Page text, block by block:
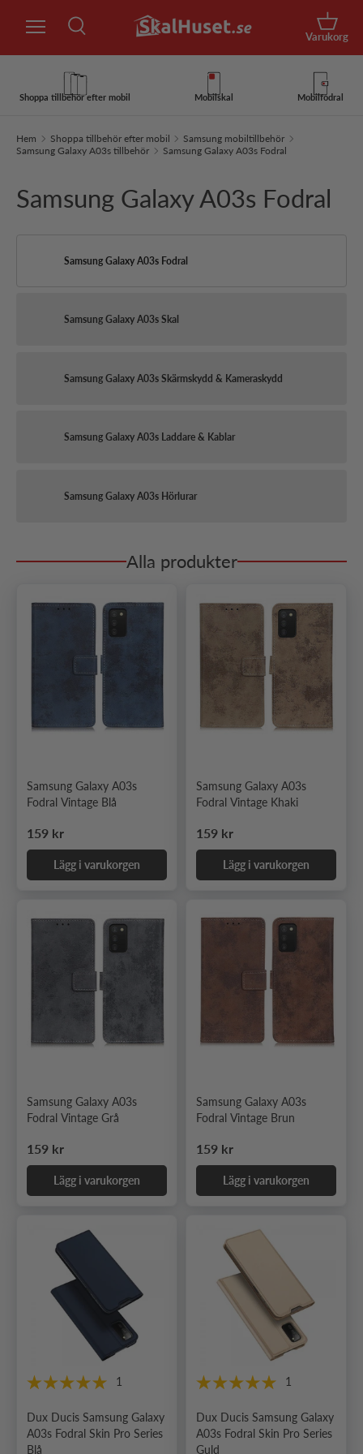
Hoppa till innehåll
Sök
Korg
Varukorg
Shoppa tillbehör efter mobil Mobilskal Mobilfodral
Hem Shoppa tillbehör efter mobil
Samsung mobiltillbehör
Samsung Galaxy A03s tillbehör
Samsung Galaxy A03s Fodral
Samsung Galaxy A03s Fodral
Samsung Galaxy A03s Fodral
Samsung Galaxy A03s Skal
Samsung Galaxy A03s Skärmskydd & Kameraskydd
Samsung Galaxy A03s Laddare & Kablar
Samsung Galaxy A03s Hörlurar
Alla produkter
Samsung Galaxy A03s
Fodral Vintage Blå
Ordinarie pris
159 kr
Lägg i varukorgen
Samsung Galaxy A03s
Fodral Vintage Khaki
Ordinarie pris
159 kr
Lägg i varukorgen
Samsung Galaxy A03s
Fodral Vintage Grå
Ordinarie pris
159 kr
Lägg i varukorgen
Samsung Galaxy A03s
Fodral Vintage Brun
Ordinarie pris
159 kr
Lägg i varukorgen
1
Dux Ducis Samsung Galaxy
A03s Fodral Skin Pro Series
Blå
1
Dux Ducis Samsung Galaxy
A03s Fodral Skin Pro Series
Guld